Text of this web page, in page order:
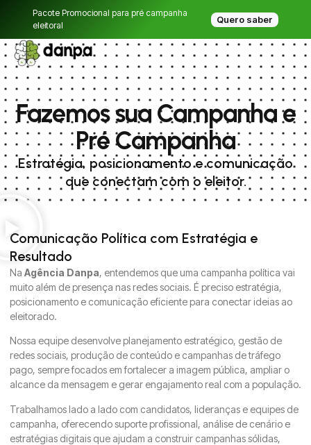
Pacote Promocional para pré campanha
eleitoral
Quero saber
Fazemos sua Campanha e
Pré Campanha
Estratégia, posicionamento e comunicação
que conectam com o eleitor.
Comunicação Política com Estratégia e
Resultado
Na Agência Danpa, entendemos que uma campanha política vai
muito além de presença nas redes sociais. É preciso estratégia,
posicionamento e comunicação eficiente para conectar ideias ao
eleitorado.
Nossa equipe desenvolve planejamento estratégico, gestão de
redes sociais, produção de conteúdo e campanhas de tráfego
pago, sempre focados em fortalecer a imagem pública, ampliar o
alcance da mensagem e gerar engajamento real com a população.
Trabalhamos lado a lado com candidatos, lideranças e equipes de
campanha, oferecendo suporte profissional, análise de cenário e
estratégias digitais que ajudam a construir campanhas sólidas,